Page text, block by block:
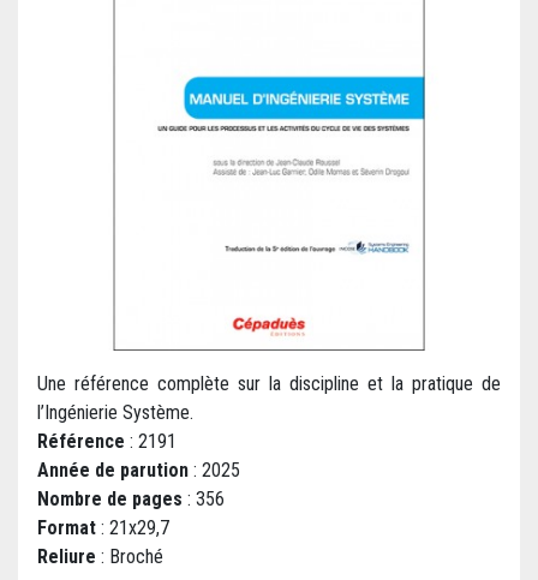
Une référence complète sur la discipline et la pratique de
l’Ingénierie Système.
Référence : 2191
Année de parution : 2025
Nombre de pages : 356
Format : 21x29,7
Reliure : Broché